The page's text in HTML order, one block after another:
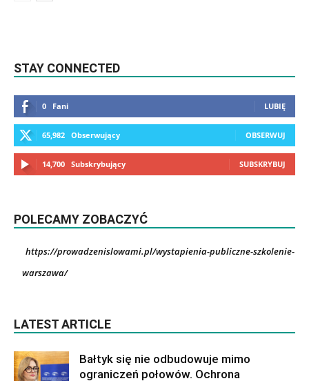
STAY CONNECTED
0 Fani LUBIĘ
65,982 Obserwujący OBSERWUJ
14,700 Subskrybujący SUBSKRYBUJ
POLECAMY ZOBACZYĆ
https://prowadzenislowami.pl/wystapienia-publiczne-szkolenie-
warszawa/
LATEST ARTICLE
Bałtyk się nie odbudowuje mimo
ograniczeń połowów. Ochrona